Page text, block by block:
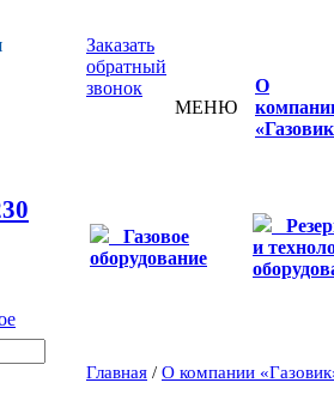
Заказать
обратный
звонок
МЕНЮ
О
Газовое
оборудование
и
Главная / О компании